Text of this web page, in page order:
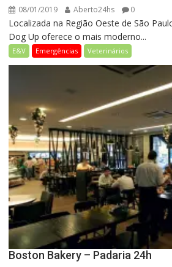
08/01/2019 Aberto24hs 0
Localizada na Região Oeste de São
Dog Up oferece o mais moderno...
E&V Emergências Veterinários
Boston Bakery – Padaria 24h